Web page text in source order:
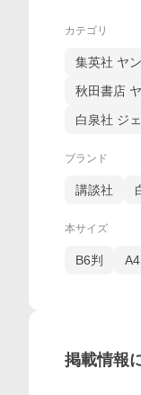
カテゴリ
集英社 ヤ
秋田書店
白泉社 ジ
ブランド
講談社
本サイズ
B6判 A4
掲載情報